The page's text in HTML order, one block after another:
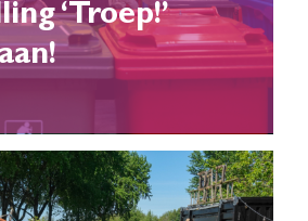
‘Troep!’